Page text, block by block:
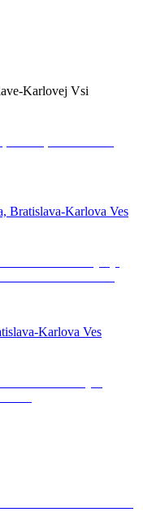
Karlovej Vsi
Bratislava-Karlova Ves
Karlova Ves